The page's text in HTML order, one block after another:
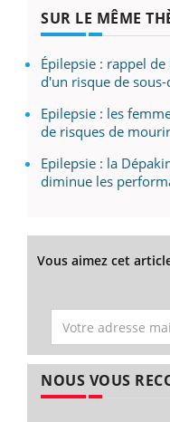
SUR LE MÊME
Épilepsie : rappel
d'un risque de sous-
Epilepsie : les
de risques de
Epilepsie : la
diminue les
Vous aimez cet
NOUS VOUS